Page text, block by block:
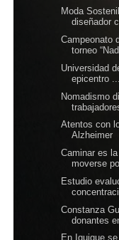
Moda
diseñador
Campeonato
torneo
Universidad
epicentro ...
Nomadismo
Atentos con
Alzheimer
Caminar es
moverse
Estudio
Constanza
donantes
En Iquique